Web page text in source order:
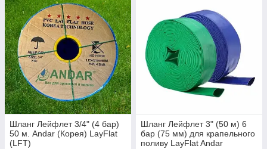
Шланг Лейфлет 3/4" (4 бар)
50 м. Andar (Корея) LayFlat
(LFT)
Шланг Лейфлет 3" (50 м) 6
бар (75 мм) для крапельного
поливу LayFlat Andar